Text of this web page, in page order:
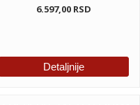
6.597,00 RSD
Detaljnije